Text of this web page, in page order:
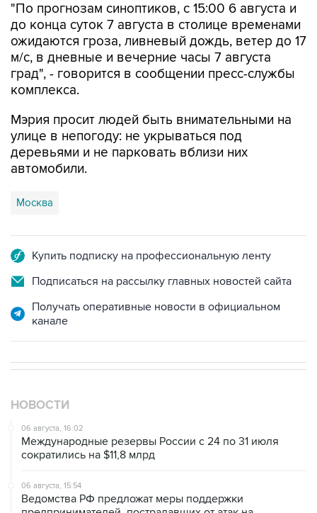
"По прогнозам синоптиков, с 15:00 6 августа и
до конца суток 7 августа в столице временами
ожидаются гроза, ливневый дождь, ветер до 17
м/с, в дневные и вечерние часы 7 августа
град", - говорится в сообщении пресс-службы
комплекса.
Мэрия просит людей быть внимательными на
улице в непогоду: не укрываться под
деревьями и не парковать вблизи них
автомобили.
Москва
Купить подписку на профессиональную ленту
Подписаться на рассылку главных новостей сайта
Получать оперативные новости в официальном
канале
НОВОСТИ
06 августа, 16:02
Международные резервы России с 24 по 31 июля
сократились на $11,8 млрд
06 августа, 15:54
Ведомства РФ предложат меры поддержки